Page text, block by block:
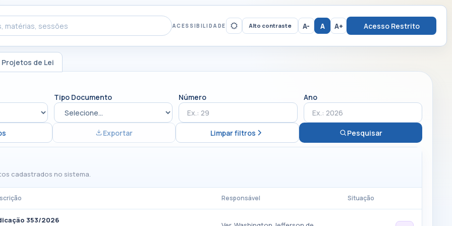
ACESSIBILIDADE Alto contraste A- A A+ Acesso Restrito
Projetos de Lei
Tipo Documento Número Ano
Exportar Limpar filtros Pesquisar
cadastrados no sistema.
Responsável Situação
353/2026